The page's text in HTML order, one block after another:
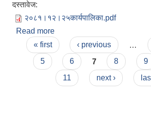
दस्तावेज:
२०८१।१२।२५कार्यपालिका.pdf
Read more
Pages
« first ‹ previous
5
6 7 8 9
11
next ›